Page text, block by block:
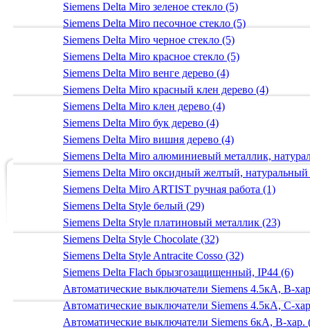
Siemens Delta Miro зеленое стекло (5)
Siemens Delta Miro песочное стекло (5)
Siemens Delta Miro черное стекло (5)
Siemens Delta Miro красное стекло (5)
Siemens Delta Miro венге дерево (4)
Siemens Delta Miro красный клен дерево (4)
Siemens Delta Miro клен дерево (4)
Siemens Delta Miro бук дерево (4)
Siemens Delta Miro вишня дерево (4)
Siemens Delta Miro алюминиевый металлик,
Siemens Delta Miro оксидный желтый,
Siemens Delta Miro ARTIST ручная работа (1)
Siemens Delta Style белый (29)
Siemens Delta Style платиновый металлик (23)
Siemens Delta Style Chocolate (32)
Siemens Delta Style Antracite Cosso (32)
Siemens Delta Flach брызгозащищенный, IP44 (6)
Автоматические выключатели Siemens 4.5кА, B-
Автоматические выключатели Siemens 4.5кА, C-
Автоматические выключатели Siemens 6кА, B-хар.